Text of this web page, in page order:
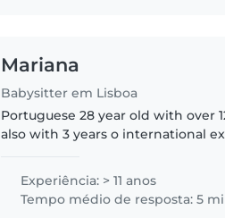
Mariana
Babysitter em Lisboa
Portuguese 28 year old with over
also with 3 years o international
Experiência: > 11 anos
Tempo médio de resposta: 5